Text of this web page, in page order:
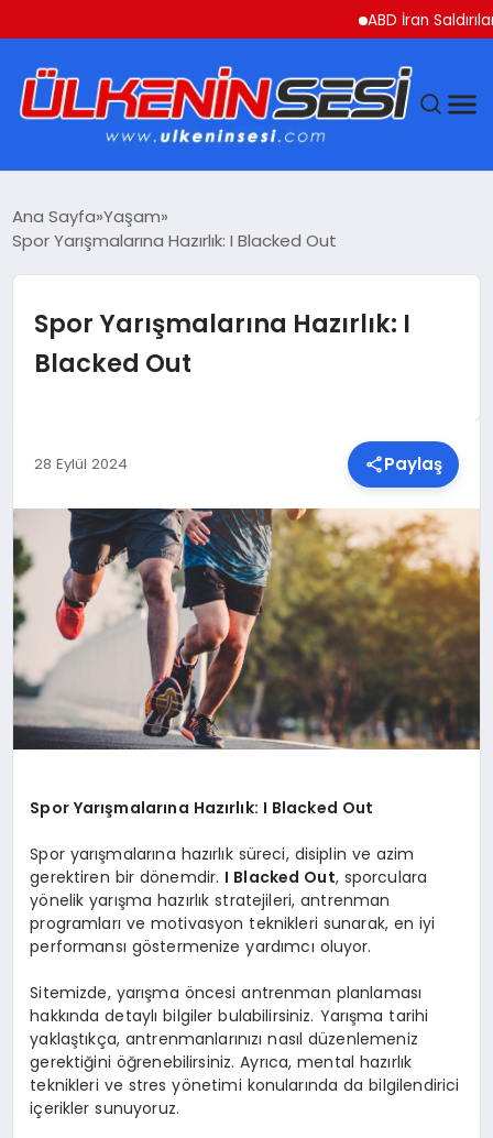
ABD İran
EKONOMI
GÜNDEM
MAGAZIN
SPOR
TEKNOLOJI
YAŞAM
MALATYA HABERLERI
Ana Sayfa Yaşam
Spor Yarışmalarına Hazırlık: I Blacked Out
Spor Yarışmalarına Hazırlık: I
Blacked Out
28 Eylül 2024 Paylaş
Spor Yarışmalarına Hazırlık: I Blacked Out
Spor yarışmalarına hazırlık süreci, disiplin ve azim
gerektiren bir dönemdir. I Blacked Out, sporculara
yönelik yarışma hazırlık stratejileri, antrenman
programları ve motivasyon teknikleri sunarak, en iyi
performansı göstermenize yardımcı oluyor.
Sitemizde, yarışma öncesi antrenman planlaması
hakkında detaylı bilgiler bulabilirsiniz. Yarışma tarihi
yaklaştıkça, antrenmanlarınızı nasıl düzenlemeniz
gerektiğini öğrenebilirsiniz. Ayrıca, mental hazırlık
teknikleri ve stres yönetimi konularında da bilgilendirici
içerikler sunuyoruz.